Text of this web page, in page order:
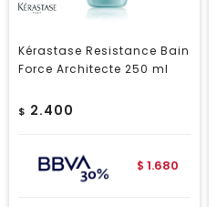
Kérastase Resistance Bain
Force Architecte 250 ml
$ 2.400
$ 1.680